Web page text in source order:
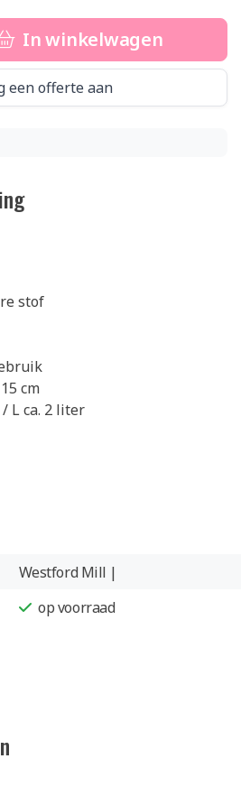
In winkelwagen
een offerte aan
stof
cm
L ca. 2 liter
Westford Mill |
op voorraad